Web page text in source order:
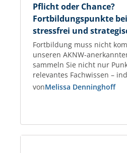
Pflicht oder Chance?
Fortbildungspunkte
stressfrei und
Fortbildung muss nicht
unseren AKNW-
sammeln Sie nicht nur
relevantes Fachwissen –
und garantiert anerkannt.
praxisnah, planbar,
nicht nur für Ihre Projekte,
Ihre fachliche
vonMelissa Denninghoff